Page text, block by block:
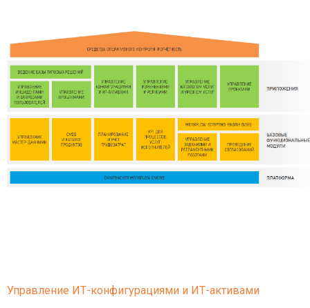
Управление ИТ-конфигурациями и ИТ-активами